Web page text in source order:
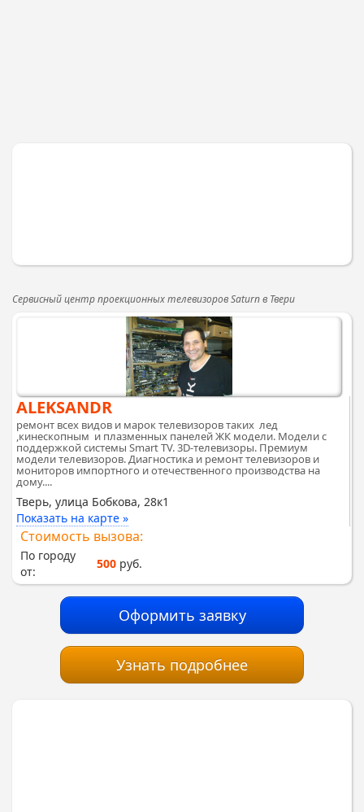
Сервисный центр проекционных телевизоров Saturn в Твери
ALEKSANDR
ремонт всех видов и марок телевизоров таких лед
,кинескопным и плазменных панелей ЖК модели. Модели с
поддержкой системы Smart TV. 3D-телевизоры. Премиум
модели телевизоров. Диагностика и ремонт телевизоров и
мониторов импортного и отечественного производства на
дому....
Тверь, улица Бобкова, 28к1
Показать на карте »
Стоимость вызова:
По городу
от:
500 руб.
Оформить заявку
Узнать подробнее